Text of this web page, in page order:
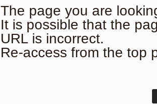
The page you are
It is possible that the
URL is incorrect.
Re-access from the top